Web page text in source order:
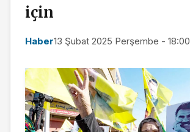
için
Haber13 Şubat 2025 Perşembe - 18:00